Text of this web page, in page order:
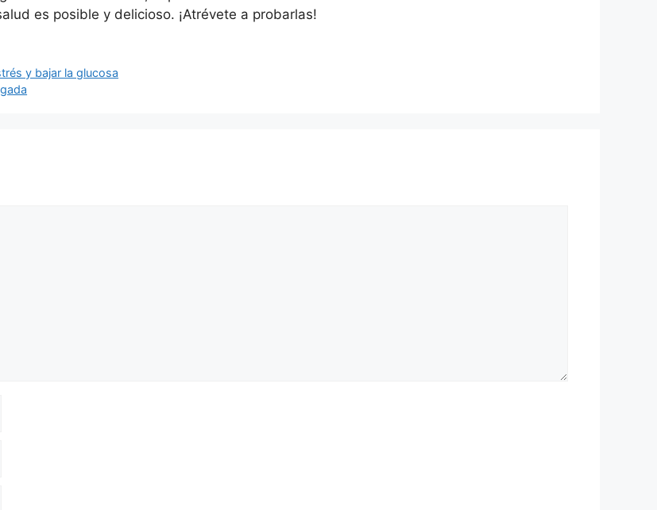
es posible y delicioso. ¡Atrévete a probarlas!
y bajar la glucosa